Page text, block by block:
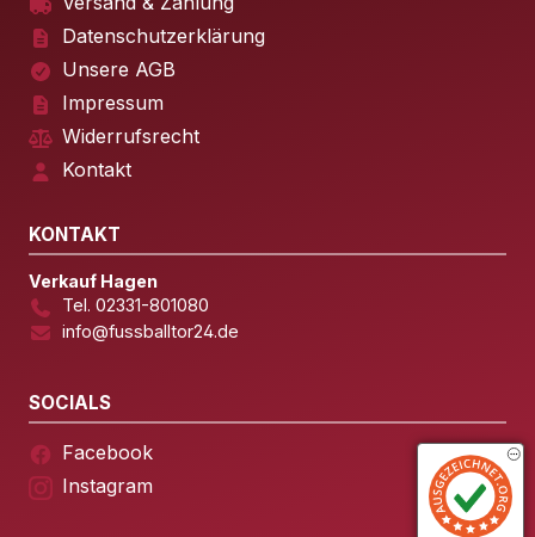
Datenschutzerklärung
Unsere AGB
Impressum
Widerrufsrecht
Kontakt
KONTAKT
Verkauf Hagen
Tel. 02331-801080
info@fussballtor24.de
SOCIALS
Facebook
Instagram